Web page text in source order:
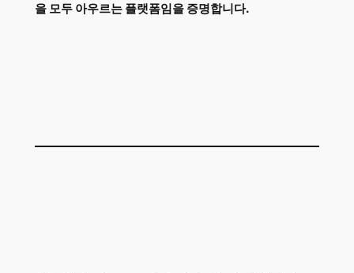
을 모두 아우르는 플랫폼임을 증명합니다.